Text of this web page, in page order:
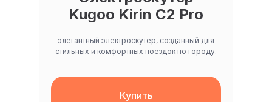
Kugoo Kirin С2 Pro
Купить
элегантный электроскутер, созданный для
стильных и комфортных поездок по городу.